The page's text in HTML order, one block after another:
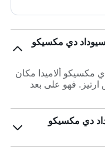
دي مكسيكو
ألاميدا مكان
ارتيز. فهو على بعد
دي مكسيكو